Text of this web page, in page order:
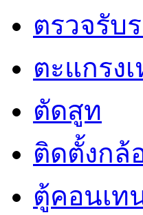
ตรวจรับ
ตะแกรง
ตัดสูท
ติดตั้งกล้
ตู้คอนเท